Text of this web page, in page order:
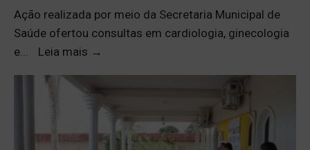
Ação realizada por meio da Secretaria Municipal de
Saúde ofertou consultas em cardiologia, ginecologia
e
Leia mais →